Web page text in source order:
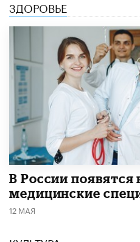
ЗДОРОВЬЕ
В России появятся
медицинские
12 МАЯ